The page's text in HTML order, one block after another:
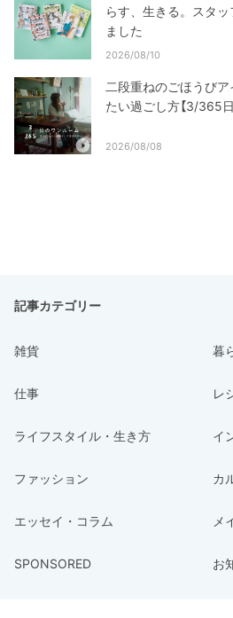
らす、生きる。スタ
ました
2026/08/10
二段重ねのごほうび
たい過ごし方【3/365
2026/08/08
記事カテゴリー
雑貨 暮
仕事 レ
ライフスタイル・生き方 イ
ファッション カ
エッセイ・コラム メ
SPONSORED お